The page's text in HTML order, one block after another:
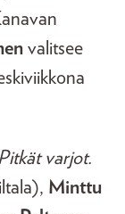
valitsee
Pitkät varjot.
Minttu